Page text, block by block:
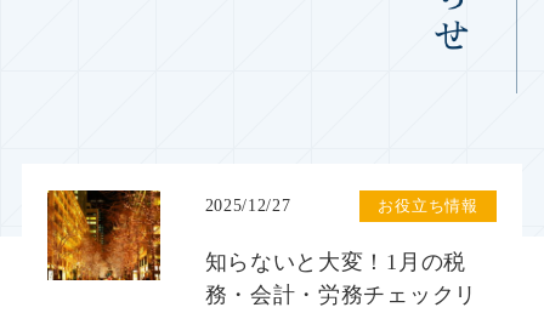
お役立ち情報
2025/12/27
知らないと大変！1月の税
務・会計・労務チェックリ